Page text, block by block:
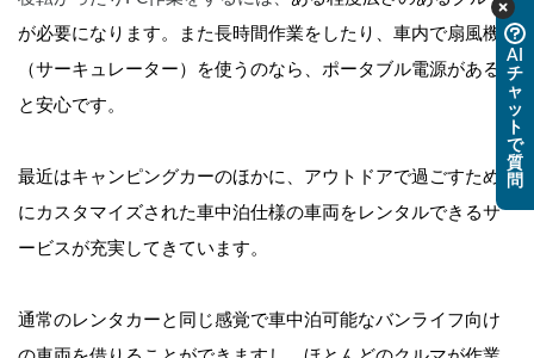
が必要になります。また長時間作業をしたり、車内で扇風機
（サーキュレーター）を使うのなら、ポータブル電源がある
と安心です。
最近はキャンピングカーのほかに、アウトドアで過ごすため
にカスタマイズされた車中泊仕様の車両をレンタルできるサ
ービスが充実してきています。
通常のレンタカーと同じ感覚で車中泊可能なバンライフ向け
AI
チ
ャ
ッ
ト
で
質
問